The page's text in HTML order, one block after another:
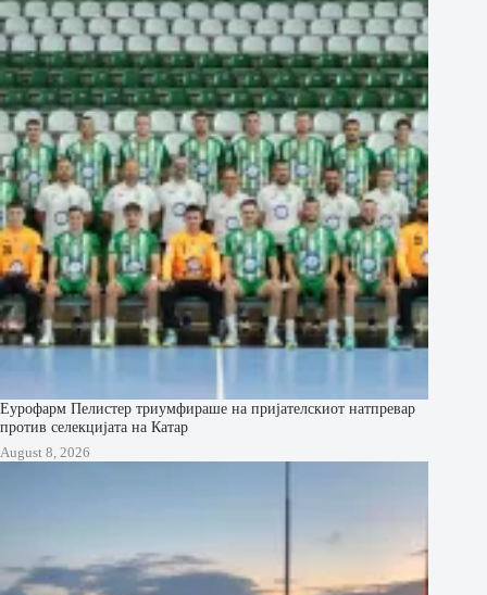
Еурофарм Пелистер триумфираше на пријателскиот натпревар
против селекцијата на Катар
August 8, 2026